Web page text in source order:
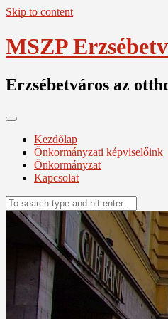
Skip to content
MSZP
Erzsébetváros az
Kezdőlap
Önkormányzati képviselőink
Önkormányzat
Kapcsolat